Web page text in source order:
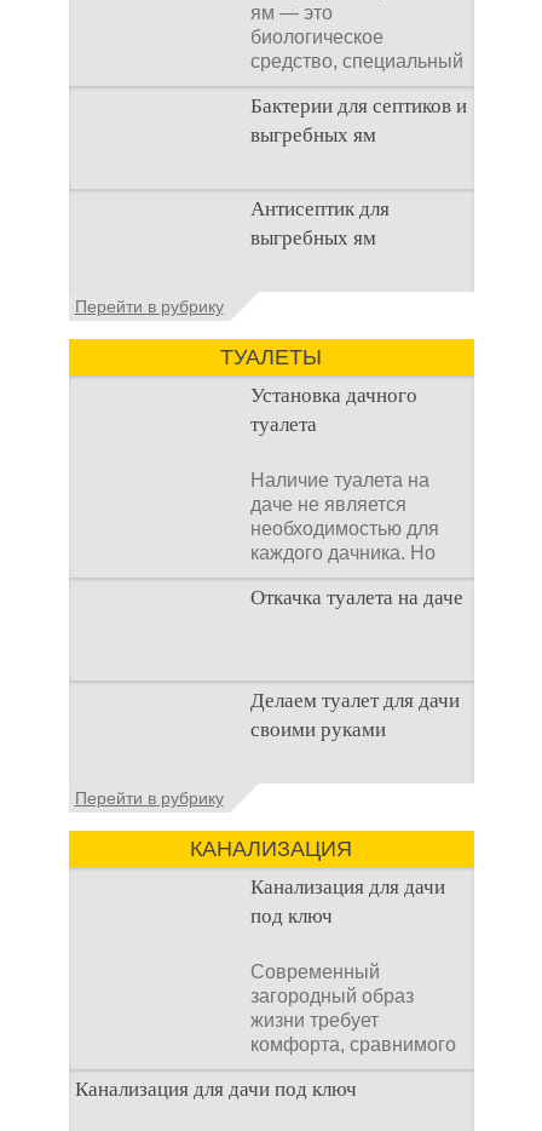
ям — это
биологическое
средство, специальный
концентрат, который
используется
Бактерии для септиков и
выгребных ям
Очистка
канализационного
стока или выгребной
не самым приятным
Антисептик для
выгребных ям
Общие сведения об
Антисептик для
выгребных ям – это
специальные
Перейти в рубрику
ТУАЛЕТЫ
Установка дачного
туалета
Наличие туалета на
даче не является
необходимостью для
каждого дачника. Но
многие люди думают,
что
Откачка туалета на даче
Туалет на даче – это
первая постройка,
которая изначально
участке. Она может
Делаем туалет для дачи
своими руками
Туалеты для дачи – это
начинается
благоустройство
дачного участка,
Перейти в рубрику
КАНАЛИЗАЦИЯ
Канализация для дачи
под ключ
Современный
загородный образ
жизни требует
комфорта, сравнимого
с городским. Однако
отсутствие
Канализация для дачи под ключ